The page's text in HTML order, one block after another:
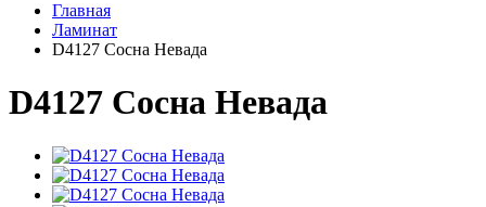
Главная
Ламинат
D4127 Сосна Невада
D4127 Сосна Невада